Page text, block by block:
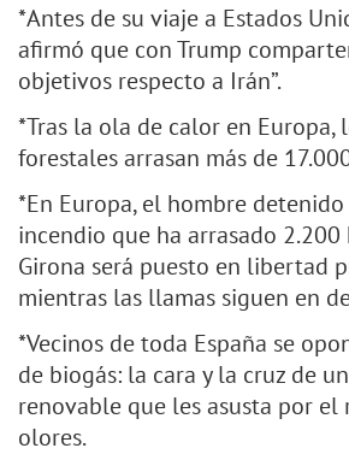
*Antes de su viaje a Estados
afirmó que con Trump
objetivos respecto a Irán”.
*Tras la ola de calor en Europa,
forestales arrasan más de
*En Europa, el hombre
incendio que ha arrasado 2.200
Girona será puesto en libertad
mientras las llamas siguen en
*Vecinos de toda España se
de biogás: la cara y la cruz de
renovable que les asusta por el
olores.